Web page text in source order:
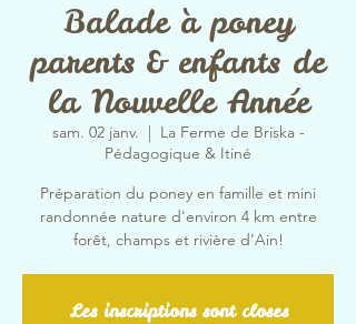
Balade à poney
parents & enfants de
la Nouvelle Année
sam. 02 janv.
  |
La Ferme de Briska -
Pédagogique & Itiné
Préparation du poney en famille et mini
randonnée nature d'environ 4 km entre
forêt, champs et rivière d’Ain!
Les inscriptions sont closes